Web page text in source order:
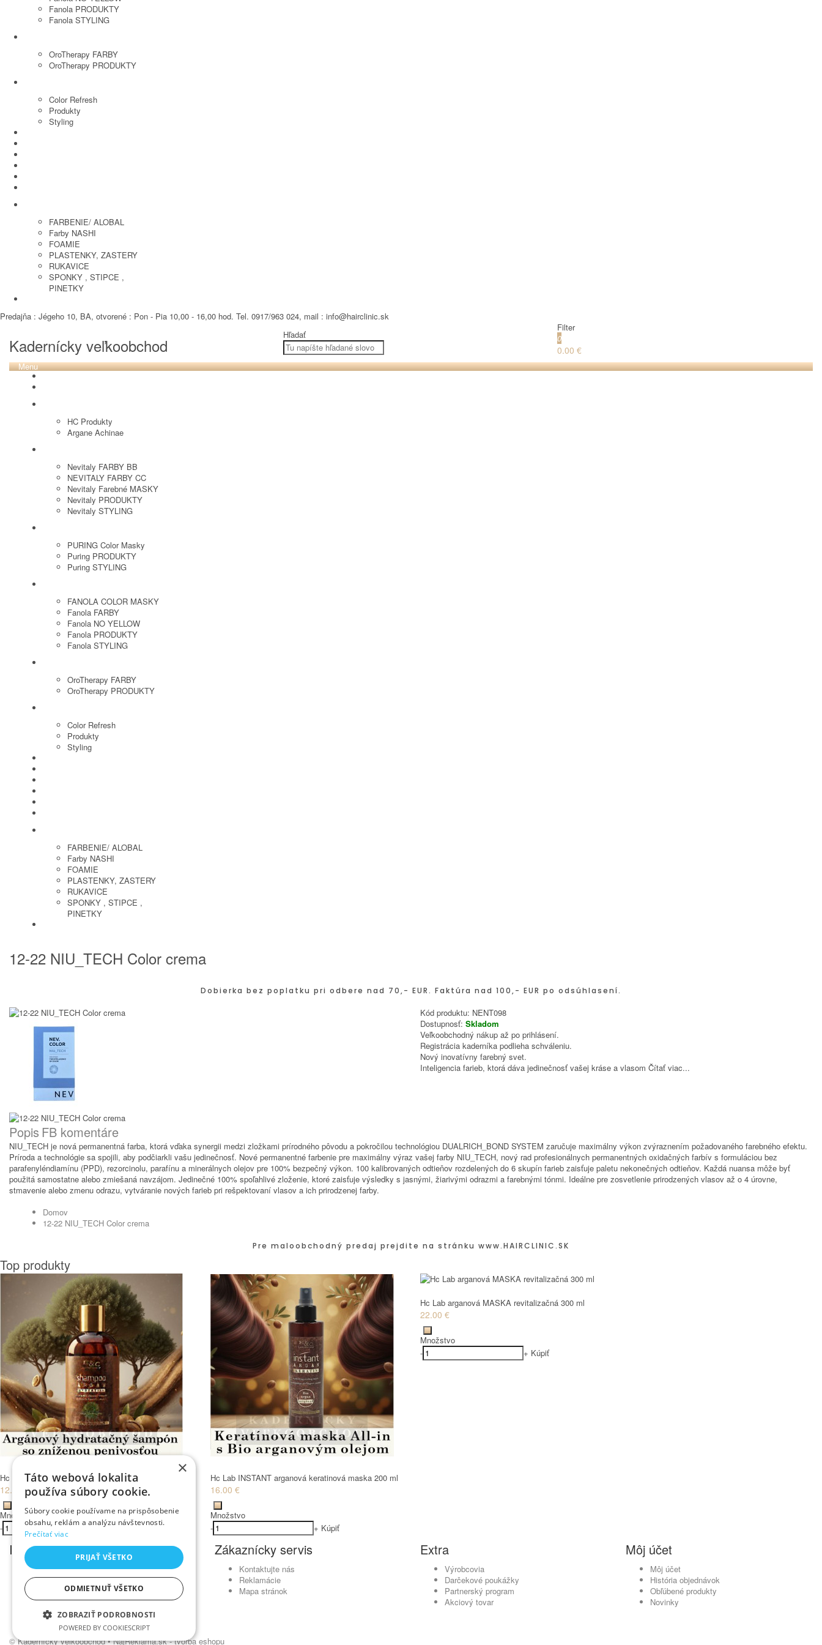
Fanola PRODUKTY
Fanola STYLING
OroTherapy FARBY
OroTherapy PRODUKTY
Color Refresh
Produkty
Styling
FARBENIE/ ALOBAL
Farby NASHI
FOAMIE
PLASTENKY, ZASTERY
RUKAVICE
SPONKY , STIPCE ,
PINETKY
Predajňa : Jégeho 10, BA, otvorené : Pon - Pia 10,00 - 16,00 hod. Tel. 0917/963 024, mail : info@hairclinic.sk
Kadernícky veľkoobchod Hľadať
Filter
0
0.00 €
Menu
HC Produkty
Argane Achinae
Nevitaly FARBY BB
NEVITALY FARBY CC
Nevitaly Farebné MASKY
Nevitaly PRODUKTY
Nevitaly STYLING
PURING Color Masky
Puring PRODUKTY
Puring STYLING
FANOLA COLOR MASKY
Fanola FARBY
Fanola NO YELLOW
Fanola PRODUKTY
Fanola STYLING
OroTherapy FARBY
OroTherapy PRODUKTY
Color Refresh
Produkty
Styling
FARBENIE/ ALOBAL
Farby NASHI
FOAMIE
PLASTENKY, ZASTERY
RUKAVICE
SPONKY , STIPCE ,
PINETKY
12-22 NIU_TECH Color crema
Dobierka bez poplatku pri odbere nad 70,- EUR. Faktúra nad 100,- EUR po odsúhlasení.
Kód produktu: NENT098
Dostupnosť: Skladom
Veľkoobchodný nákup až po prihlásení.
Registrácia kaderníka podlieha schváleniu.
Nový inovatívny farebný svet.
Inteligencia farieb, ktorá dáva jedinečnosť vašej kráse a vlasom Čítať viac...
Popis FB komentáre
NIU_TECH je nová permanentná farba, ktorá vďaka synergii medzi zložkami prírodného pôvodu a pokročilou technológiou DUALRICH_BOND SYSTEM zaručuje maximálny výkon zvýraznením požadovaného farebného efektu.
Príroda a technológie sa spojili, aby podčiarkli vašu jedinečnosť. Nové permanentné farbenie pre maximálny výraz vašej farby NIU_TECH, nový rad profesionálnych permanentných oxidačných farbív s formuláciou bez
parafenyléndiamínu (PPD), rezorcinolu, parafínu a minerálnych olejov pre 100% bezpečný výkon. 100 kalibrovaných odtieňov rozdelených do 6 skupín farieb zaisťuje paletu nekonečných odtieňov. Každá nuansa môže byť
použitá samostatne alebo zmiešaná navzájom. Jedinečné 100% spoľahlivé zloženie, ktoré zaisťuje výsledky s jasnými, žiarivými odrazmi a farebnými tónmi. Ideálne pre zosvetlenie prirodzených vlasov až o 4 úrovne,
stmavenie alebo zmenu odrazu, vytváranie nových farieb pri rešpektovaní vlasov a ich prirodzenej farby.
Domov
12-22 NIU_TECH Color crema
Pre maloobchodný predaj prejdite na stránku www.HAIRCLINIC.SK
Top produkty
Hc Lab arganový ŠAMPÓN hydratačný 250 ml
12.00 €
Množstvo
-
+ Kúpiť
Hc Lab INSTANT arganová keratinová maska 200 ml
16.00 €
Množstvo
-
+ Kúpiť
Hc Lab arganová MASKA revitalizačná 300 ml
22.00 €
Množstvo
-
+ Kúpiť
Informácie
Obchodné podmienky
Ochrana osobných údajov
Odstúpenie od zmluvy
Reklamačný poriadok
Doprava a platba
Newsletter - ochrana osobných údajov
Zákaznícky servis
Kontaktujte nás
Reklamácie
Mapa stránok
Extra
Výrobcovia
Darčekové poukážky
Partnerský program
Akciový tovar
Môj účet
Môj účet
História objednávok
Obľúbené produkty
Novinky
© Kadernícky veľkoobchod •NajReklama.sk - tvorba eshopu
×
Táto webová lokalita
používa súbory cookie.
Súbory cookie používame na prispôsobenie
obsahu, reklám a analýzu návštevnosti.
Prečítať viac
PRIJAŤ VŠETKO
ODMIETNUŤ VŠETKO
ZOBRAZIŤ PODROBNOSTI
POWERED BY COOKIESCRIPT